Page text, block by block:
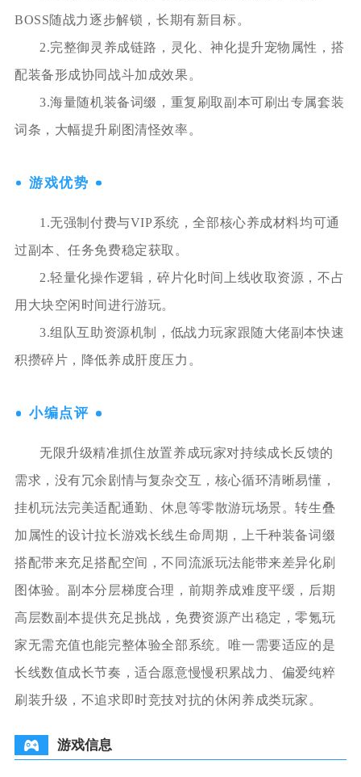
BOSS随战力逐步解锁，长期有新目标。
2.完整御灵养成链路，灵化、神化提升宠物属性，搭
配装备形成协同战斗加成效果。
3.海量随机装备词缀，重复刷取副本可刷出专属套装
词条，大幅提升刷图清怪效率。
游戏优势
1.无强制付费与VIP系统，全部核心养成材料均可通
过副本、任务免费稳定获取。
2.轻量化操作逻辑，碎片化时间上线收取资源，不占
用大块空闲时间进行游玩。
3.组队互助资源机制，低战力玩家跟随大佬副本快速
积攒碎片，降低养成肝度压力。
小编点评
无限升级精准抓住放置养成玩家对持续成长反馈的
需求，没有冗余剧情与复杂交互，核心循环清晰易懂，
挂机玩法完美适配通勤、休息等零散游玩场景。转生叠
加属性的设计拉长游戏长线生命周期，上千种装备词缀
搭配带来充足搭配空间，不同流派玩法能带来差异化刷
图体验。副本分层梯度合理，前期养成难度平缓，后期
高层数副本提供充足挑战，免费资源产出稳定，零氪玩
家无需充值也能完整体验全部系统。唯一需要适应的是
长线数值成长节奏，适合愿意慢慢积累战力、偏爱纯粹
刷装升级，不追求即时竞技对抗的休闲养成类玩家。
游戏信息